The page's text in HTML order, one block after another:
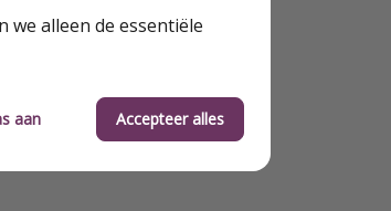
we alleen de essentiële
aan Accepteer alles